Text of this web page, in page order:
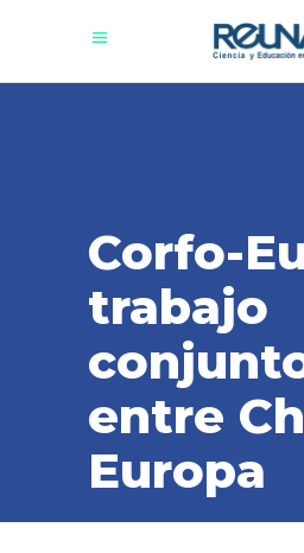
Corfo-
trabajo
entre
Europa